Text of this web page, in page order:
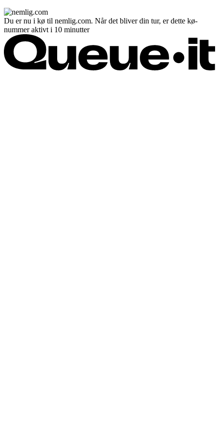
Du er nu i kø til nemlig.com. Når det bliver din tur, er dette kø-
nummer aktivt i 10 minutter